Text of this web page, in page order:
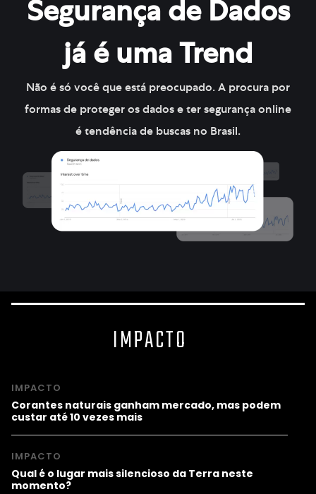
Segurança de Dados
já é uma Trend
Não é só você que está preocupado. A procura por
formas de proteger os dados e ter segurança online
é tendência de buscas no Brasil.
IMPACTO
IMPACTO
Corantes naturais ganham mercado, mas podem
custar até 10 vezes mais
IMPACTO
Qual é o lugar mais silencioso da Terra neste
momento?